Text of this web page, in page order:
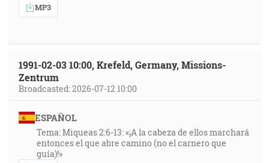
MP3
1991-02-03 10:00, Krefeld, Germany, Missions-
Zentrum
Broadcasted: 2026-07-12 10:00
ESPAÑOL
Tema: Miqueas 2:6-13: «¡A la cabeza de ellos marchará
entonces el que abre camino (no el carnero que
guía)!»